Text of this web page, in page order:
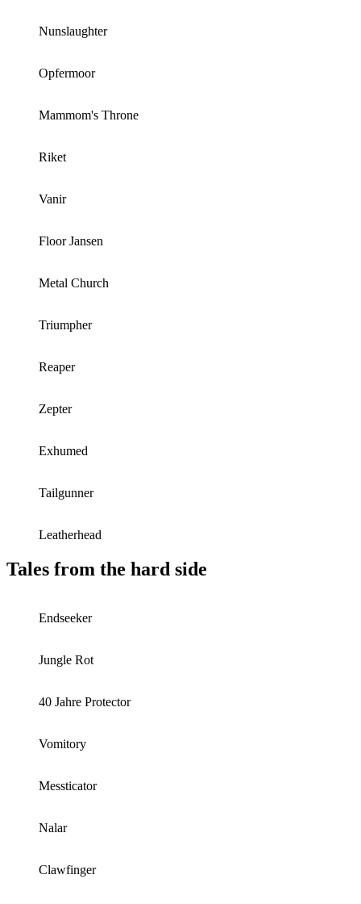
Nunslaughter
Opfermoor
Mammom's Throne
Riket
Vanir
Floor Jansen
Metal Church
Triumpher
Reaper
Zepter
Exhumed
Tailgunner
Leatherhead
Tales from the hard side
Endseeker
Jungle Rot
40 Jahre Protector
Vomitory
Messticator
Nalar
Clawfinger